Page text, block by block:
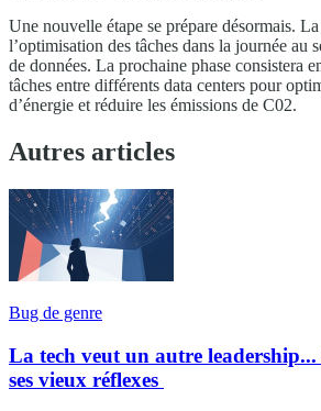
Une nouvelle étape se prépare désormais.
l’optimisation des tâches dans la journée au
de données. La prochaine phase consistera
tâches entre différents data centers pour
d’énergie et réduire les émissions de C02.
Autres articles
Bug de genre
La tech veut un autre leadership...
ses vieux réflexes